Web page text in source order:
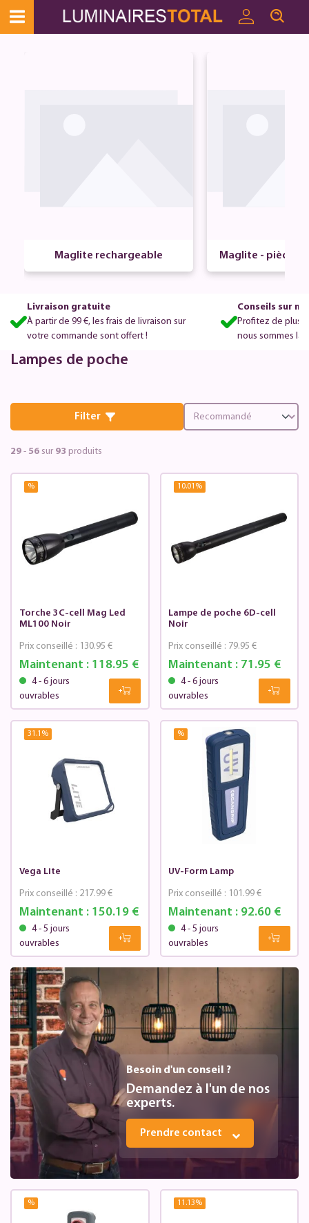
Maglite rechargeable Maglite - pièces
Livraison gratuite
À partir de 99 €, les frais de livraison sur
votre commande sont offert !
Conseils sur
Profitez de plus
nous sommes là
Lampes de poche
Filter
29 - 56 sur 93 produits
%
Torche 3C-cell Mag Led
ML100 Noir
Maintenant :118.95 €
Prix conseillé : 130.95 €
4 - 6 jours
ouvrables
10.01 %
Lampe de poche 6D-cell
Noir
Maintenant : 71.95 €
Prix conseillé : 79.95 €
4 - 6 jours
ouvrables
31.1 %
Vega Lite
Maintenant :150.19 €
Prix conseillé : 217.99 €
4 - 5 jours
ouvrables
%
UV-Form Lamp
Maintenant : 92.60 €
Prix conseillé : 101.99 €
4 - 5 jours
ouvrables
Besoin d'un conseil ?
Demandez à l'un de nos
experts.
Prendre contact
% 11.13%